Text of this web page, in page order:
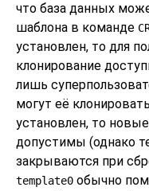
что база данных
шаблона в команде
установлен, то для
клонирование
лишь
могут её
установлен, то
допустимы (однако
закрываются при
template0 обычно